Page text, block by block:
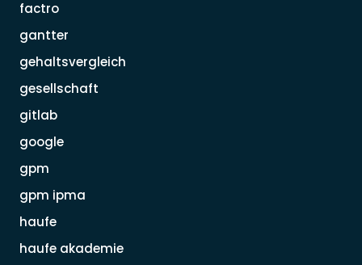
factro
gantter
gehaltsvergleich
gesellschaft
gitlab
google
gpm
gpm ipma
haufe
haufe akademie